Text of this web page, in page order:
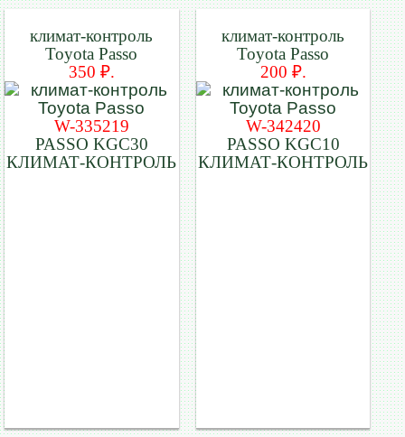
климат-контроль
Toyota Passo
350 ₽.
W-335219
PASSO KGC30
КЛИМАТ-КОНТРОЛЬ
климат-контроль
Toyota Passo
200 ₽.
W-342420
PASSO KGC10
КЛИМАТ-КОНТРОЛЬ